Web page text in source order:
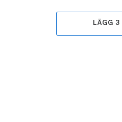
LÄGG 3